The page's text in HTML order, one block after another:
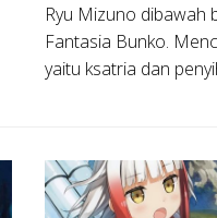
Ryu Mizuno dibawah
Fantasia Bunko.
yaitu ksatria dan